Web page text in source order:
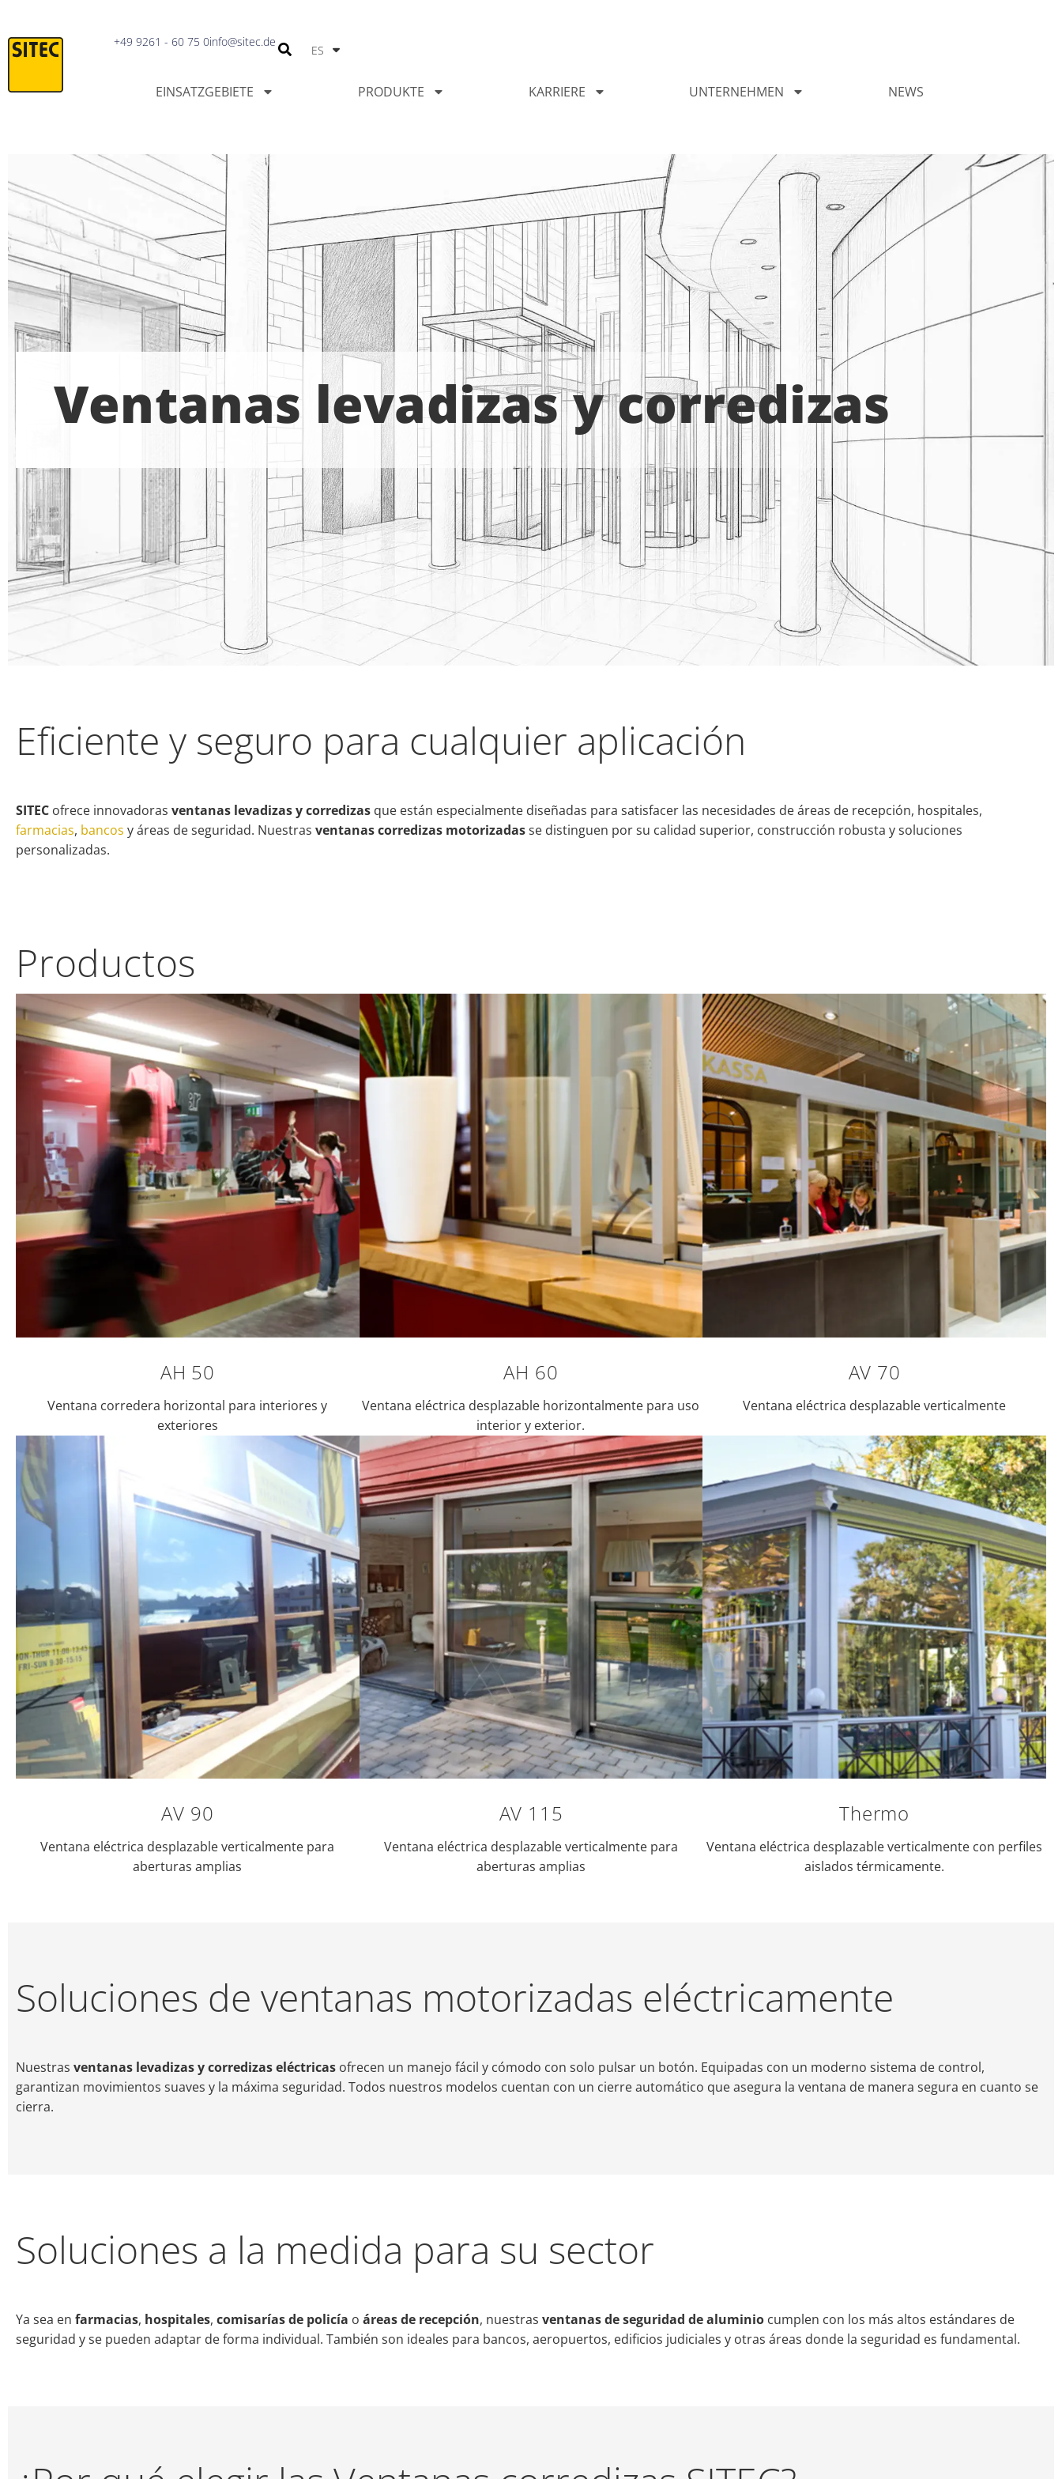
+49 9261 - 60 75 0info@sitec.de
ES
PT
EINSATZGEBIETE PRODUKTE KARRIERE UNTERNEHMEN NEWS
Ventanas levadizas y corredizas
Eficiente y seguro para cualquier aplicación
SITEC ofrece innovadoras ventanas levadizas y corredizas que están especialmente diseñadas para satisfacer las necesidades de áreas de recepción, hospitales,
farmacias, bancos y áreas de seguridad. Nuestras ventanas corredizas motorizadasse distinguen por su calidad superior, construcción robusta y soluciones
personalizadas.
Productos
AH 50
Ventana corredera horizontal para interiores y
exteriores
AH 60
Ventana eléctrica desplazable horizontalmente para uso
interior y exterior.
AV 70
Ventana eléctrica desplazable verticalmente
AV 90
Ventana eléctrica desplazable verticalmente para
aberturas amplias
AV 115
Ventana eléctrica desplazable verticalmente para
aberturas amplias
Thermo
Ventana eléctrica desplazable verticalmente con perfiles
aislados térmicamente.
Soluciones de ventanas motorizadas eléctricamente
Nuestras ventanas levadizas y corredizas eléctricas ofrecen un manejo fácil y cómodo con solo pulsar un botón. Equipadas con un moderno sistema de control,
garantizan movimientos suaves y la máxima seguridad. Todos nuestros modelos cuentan con un cierre automático que asegura la ventana de manera segura en cuanto se
cierra.
Soluciones a la medida para su sector
Ya sea en farmacias, hospitales, comisarías de policía o áreas de recepción, nuestras ventanas de seguridad de aluminio cumplen con los más altos estándares de
seguridad y se pueden adaptar de forma individual. También son ideales para bancos, aeropuertos, edificios judiciales y otras áreas donde la seguridad es fundamental.